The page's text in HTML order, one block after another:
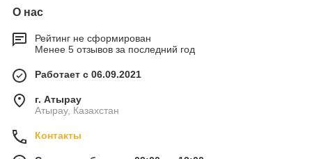
О нас
Рейтинг не сформирован
Менее 5 отзывов за последний год
Работает с 06.09.2021
г. Атырау
Атырау, Казахстан
Контакты